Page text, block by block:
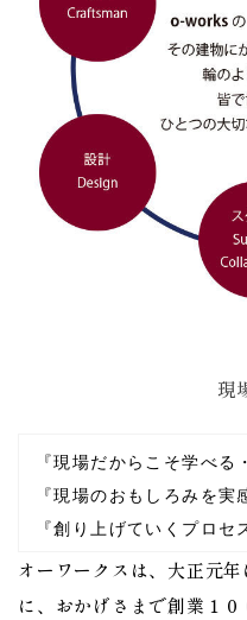
現
『現場だからこそ学べる
『現場のおもしろみを実
『創り上げていくプロ
オーワークスは、大正元
に、おかげさまで創業１０